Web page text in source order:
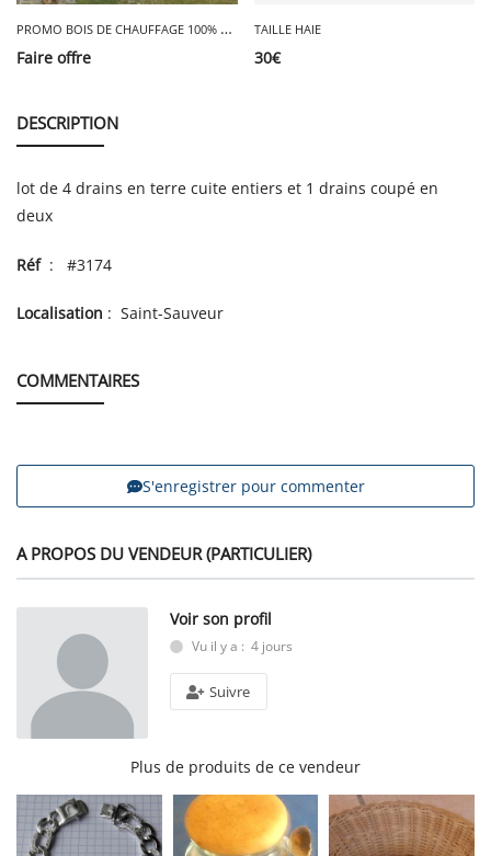
P
ROMO BOIS DE CHAUFFAGE 100% SEC à 35€
Faire offre
TAILLE HAIE
30€
DESCRIPTION
lot de 4 drains en terre cuite entiers et 1 drains coupé en
deux
Réf: #3174
Localisation : Saint-Sauveur
COMMENTAIRES
S'enregistrer pour commenter
A PROPOS DU VENDEUR (PARTICULIER)
Voir son profil
Vu il y a : 4 jours
Suivre
Plus de produits de ce vendeur